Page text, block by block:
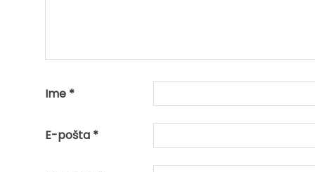
Ime *
E-pošta *